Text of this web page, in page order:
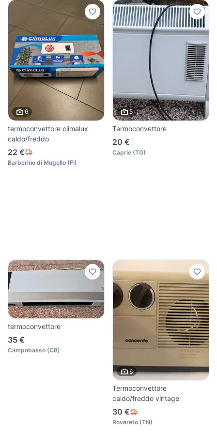
6
termoconvettore climalux
caldo/freddo
22 €
Barberino di Mugello (FI)
5
Termoconvettore
20 €
Caprie (TO)
termoconvettore
35 €
Campobasso (CB)
6
Termoconvettore
caldo/freddo vintage
30 €
Rovereto (TN)